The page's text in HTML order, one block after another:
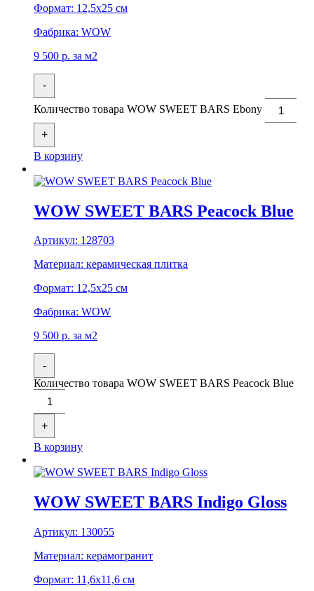
Формат: 12,5x25 см
Фабрика: WOW
9 500 р. за м2
-
Количество товара WOW SWEET BARS Ebony
+
В корзину
WOW SWEET BARS Peacock Blue
Артикул: 128703
Материал: керамическая плитка
Формат: 12,5x25 см
Фабрика: WOW
9 500 р. за м2
-
Количество товара WOW SWEET BARS Peacock Blue
+
В корзину
WOW SWEET BARS Indigo Gloss
Артикул: 130055
Материал: керамогранит
Формат: 11,6x11,6 см